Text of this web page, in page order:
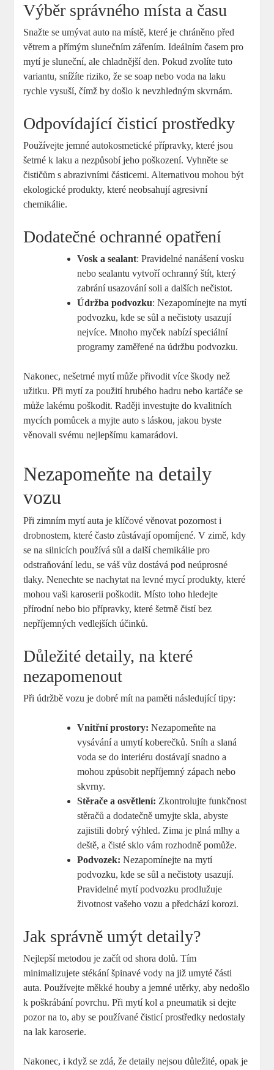
Výběr správného místa a času
Snažte ‌se umývat auto na místě, které je chráněno před⁤
větrem a přímým slunečním zářením. Ideálním časem pro⁢
mytí je sluneční, ale ⁤chladnější den. Pokud zvolíte tuto
variantu, snížíte riziko, že se soap nebo voda na laku
rychle ‍vysuší, čímž by došlo k nevzhledným skvrnám.
Odpovídající‌ čisticí prostředky
Používejte jemné autokosmetické přípravky, které jsou
šetrné k laku a nezpůsobí jeho poškození. Vyhněte se
čističům s abrazivními částicemi. Alternativou mohou být
ekologické produkty, které neobsahují agresivní
chemikálie.
Dodatečné ochranné opatření
Vosk a sealant: Pravidelné nanášení ‌vosku
nebo sealantu vytvoří ochranný štít, který
zabrání usazování soli a dalších nečistot.
Údržba⁢ podvozku: ‌Nezapomínejte na mytí
podvozku,‌ kde se sůl a‌ nečistoty usazují
nejvíce. Mnoho myček nabízí speciální
programy zaměřené na údržbu ⁤podvozku.
Nakonec, nešetrné mytí ⁢může přivodit‌ více škody než
užitku. ⁣Při mytí za použití hrubého hadru nebo kartáče se
může lakému poškodit. Raději investujte do kvalitních
mycích pomůcek a myjte auto s láskou, jakou byste
⁣věnovali ⁤svému nejlepšímu kamarádovi.
Nezapomeňte na detaily
vozu
Při zimním mytí auta je klíčové věnovat pozornost i
drobnostem, ⁢které často zůstávají opomíjené. ‍V zimě, kdy
se na silnicích používá​ sůl a ​další chemikálie pro
odstraňování ledu, se‌ váš vůz dostává pod neúprosné
tlaky. Nenechte se nachytat na ⁢levné mycí produkty, které
mohou vaši karoserii poškodit. Místo toho hledejte
přírodní nebo bio přípravky, které šetrně čistí bez
nepříjemných⁤ vedlejších ⁤účinků.
Důležité detaily, na které
nezapomenout
Při údržbě vozu je dobré mít na paměti následující tipy:
Vnitřní prostory: Nezapomeňte na
vysávání a umytí koberečků. Sníh a slaná
voda se do interiéru dostávají snadno a
mohou způsobit nepříjemný zápach nebo⁤
skvrny.
Stěrače a osvětlení: Zkontrolujte funkčnost
stěračů a dodatečně umyjte skla, ⁣abyste
zajistili dobrý výhled. Zima je plná mlhy a
deště, a čisté sklo vám​ rozhodně pomůže.
Podvozek: Nezapomínejte‍ na mytí
podvozku, kde se sůl a nečistoty usazují.
⁣Pravidelné mytí podvozku prodlužuje
životnost vašeho ​vozu​ a předchází korozi.
Jak správně umýt detaily?
Nejlepší metodou je začít‍ od shora dolů. Tím
⁣minimalizujete stékání špinavé vody na již umyté části
auta. Používejte měkké houby a jemné utěrky, aby nedošlo
k poškrábání povrchu. Při mytí kol a pneumatik si dejte
pozor na to, aby se používané čisticí prostředky nedostaly
na lak karoserie.
Nakonec, i když se​ zdá, že detaily nejsou důležité, opak je